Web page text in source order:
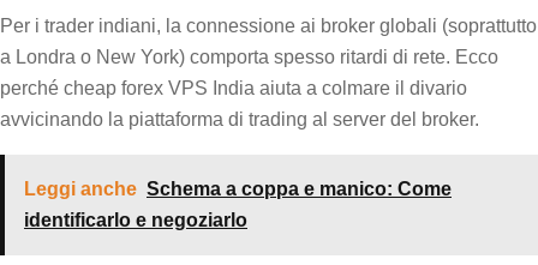
Per i trader indiani, la connessione ai broker globali (soprattutto
a Londra o New York) comporta spesso ritardi di rete. Ecco
perché cheap forex VPS India aiuta a colmare il divario
avvicinando la piattaforma di trading al server del broker.
Leggi anche Schema a coppa e manico: Come
identificarlo e negoziarlo